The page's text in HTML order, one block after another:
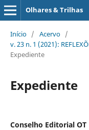
Olhares & Trilhas
Início / Acervo /
v. 23 n. 1 (2021):
Expediente
Expediente
Conselho Editorial OT